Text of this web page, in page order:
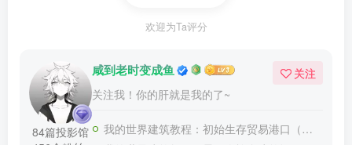
欢迎为Ta评分
84篇投影馆
咸到老时变成鱼
关注我！你的肝就是我的了~
关注
我的世界建筑教程：初始生存贸易港口（我的世界投影）——你要来加入我们的贸易船队嘛？